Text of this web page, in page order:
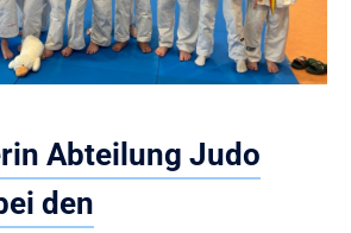
Abteilung Judo
den